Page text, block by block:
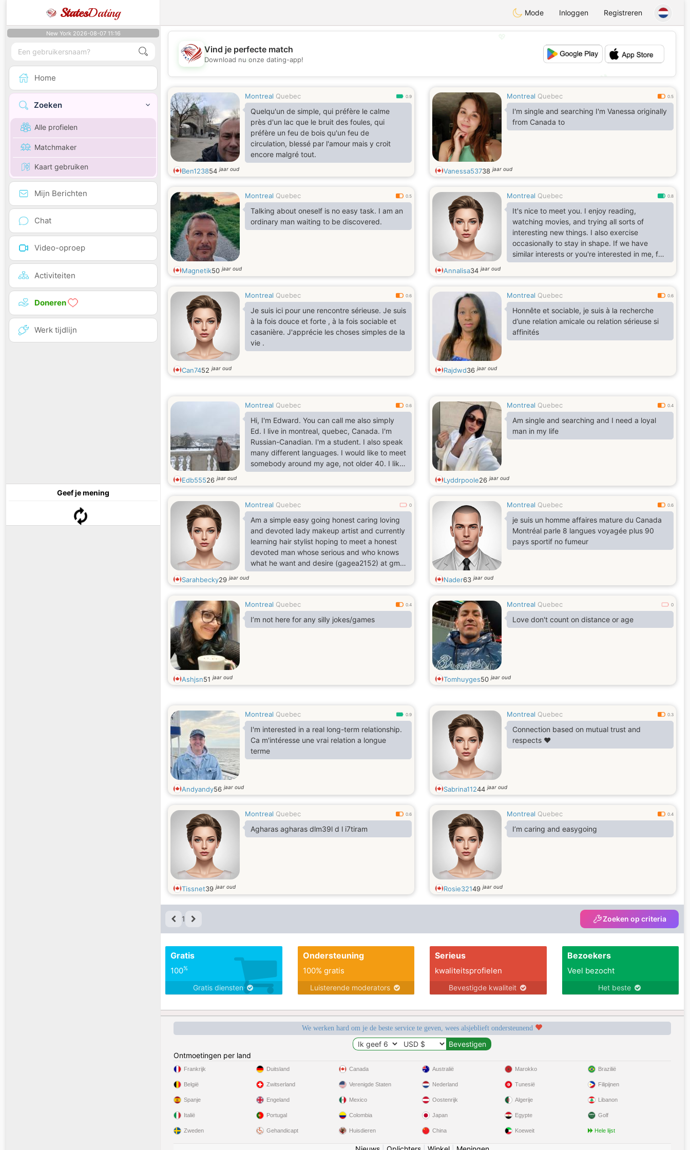
StatesDating Mode Inloggen Registreren
New York 2026-08-07 11:16
Home
Zoeken
Alle profielen
Matchmaker
Kaart gebruiken
Mijn Berichten
Chat
Video-oproep
Activiteiten
Doneren
Werk tijdlijn
Geef je mening
💕
Vind je perfecte match
Download nu onze dating-app!
Montreal Quebec 0.9
Quelqu'un de simple, qui préfère le calme
près d'un lac que le bruit des foules, qui
préfère un feu de bois qu'un feu de
circulation, blessé par l'amour mais y croit
encore malgré tout.
Ben123854jaar oud
Montreal Quebec 0.5
I'm single and searching I'm Vanessa originally
from Canada to
Vanessa53738jaar oud
Montreal Quebec 0.5
Talking about oneself is no easy task. I am an
ordinary man waiting to be discovered.
Magnetik50jaar oud
Montreal Quebec 0.8
It's nice to meet you. I enjoy reading,
watching movies, and trying all sorts of
interesting new things. I also exercise
occasionally to stay in shape. If we have
similar interests or you're interested in me, feel
free to be my friend!
Annalisa34jaar oud
Montreal Quebec 0.6
Je suis ici pour une rencontre sérieuse. Je suis
à la fois douce et forte , à la fois sociable et
casanière. J'apprécie les choses simples de la
vie .
Can7452jaar oud
Montreal Quebec 0.6
Honnête et sociable, je suis à la recherche
d’une relation amicale ou relation sérieuse si
affinités
Rajdwd36jaar oud
Montreal Quebec 0.6
Hi, I'm Edward. You can call me also simply
Ed. I live in montreal, quebec, Canada. I'm
Russian-Canadian. I'm a student. I also speak
many different languages. I would like to meet
somebody around my age, not older 40. I like
to travel a lot.
Edb55526jaar oud
Montreal Quebec 0.4
Am single and searching and I need a loyal
man in my life
Lyddrpoole26jaar oud
Montreal Quebec 0
Am a simple easy going honest caring loving
and devoted lady makeup artist and currently
learning hair stylist hoping to meet a honest
devoted man whose serious and who knows
what he want and desire (gagea2152) at gm
ail hoping to hear from a blessed man
Sarahbecky29jaar oud
Montreal Quebec 0.6
je suis un homme affaires mature du Canada
Montréal parle 8 langues voyagée plus 90
pays sportif no fumeur
Nader63jaar oud
Montreal Quebec 0.4
I’m not here for any silly jokes/games
Ashjsn51jaar oud
Montreal Quebec 0
Love don't count on distance or age
Tomhuyges50jaar oud
Montreal Quebec 0.9
I'm interested in a real long-term relationship.
Ca m'intéresse une vrai relation a longue
terme
Andyandy56jaar oud
Montreal Quebec 0.3
Connection based on mutual trust and
respects ♥️
Sabrina11244jaar oud
Montreal Quebec 0.6
Agharas agharas dlm39l d l i7tiram
Tissnet39jaar oud
Montreal Quebec 0.4
I’m caring and easygoing
Rosie32149jaar oud
1 Zoeken op criteria
Gratis
100%
Gratis diensten
Ondersteuning
100% gratis
Luisterende moderators
Serieus
kwaliteitsprofielen
Bevestigde kwaliteit
Bezoekers
Veel bezocht
Het beste
We werken hard om je de beste service te geven, wees alsjeblieft ondersteunend
Ontmoetingen per land
Frankrijk
België
Spanje
Italië
Zweden
Duitsland
Zwitserland
Engeland
Portugal
Gehandicapt
Canada
Verenigde Staten
Mexico
Colombia
Huisdieren
Australië
Nederland
Oostenrijk
Japan
China
Marokko
Tunesië
Algerije
Egypte
Koeweit
Brazilië
Filipijnen
Libanon
Golf
Hele lijst